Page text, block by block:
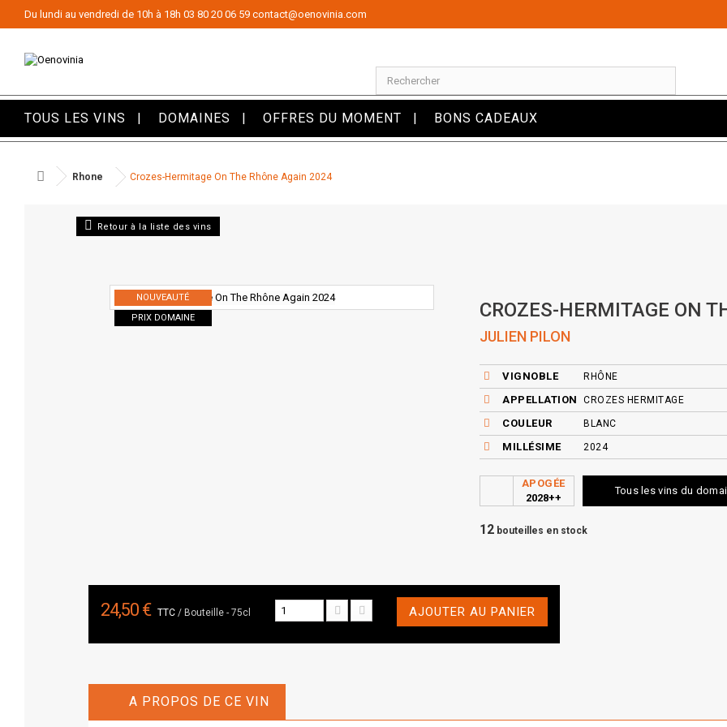
Du lundi au vendredi de 10h à 18h 03 80 20 06 59 contact@oenovinia.com
TOUS LES VINS DOMAINES OFFRES DU MOMENT BONS CADEAUX
Rhone Crozes-Hermitage On The Rhône Again 2024
Retour à la liste des vins
NOUVEAUTÉ
PRIX DOMAINE
CROZES-HERMITAGE ON
JULIEN PILON
VIGNOBLE RHÔNE
APPELLATION CROZES HERMITAGE
COULEUR BLANC
MILLÉSIME 2024
APOGÉE
2028++
Tous les vins du
12 bouteilles en stock
24,50 € TTC / Bouteille - 75cl AJOUTER AU PANIER
A PROPOS DE CE VIN
Panneau de gestion des cookies